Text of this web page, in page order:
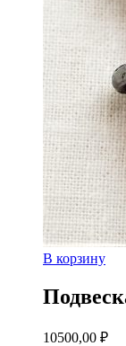
В корзину
10500,00 ₽